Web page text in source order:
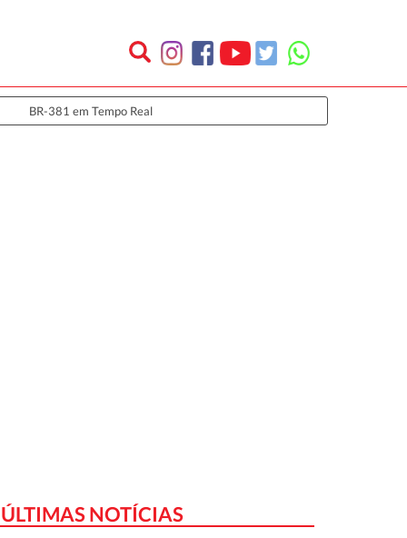
BR-381 em Tempo Real
ÚLTIMAS NOTÍCIAS